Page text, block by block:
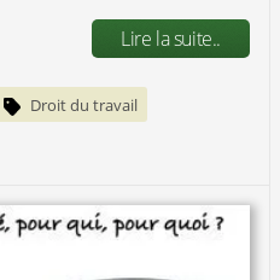
Lire la suite..
Droit du travail